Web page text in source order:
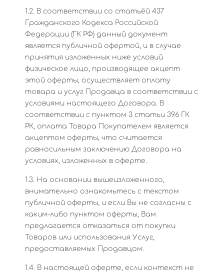
1.2. В соответствии со статьёй 437
Гражданского Кодекса Российской
Федерации (ГК РФ) данный документ
является публичной офертой, и в случае
принятия изложенных ниже условий
физическое лицо, производящее акцепт
этой оферты, осуществляет оплату
товара и услуг Продавца в соответствии с
условиями настоящего Договора. В
соответствии с пунктом 3 статьи 396 ГК
РК, оплата Товара Покупателем является
акцептом оферты, что считается
равносильным заключению Договора на
условиях, изложенных в оферте.
1.3. На основании вышеизложенного,
внимательно ознакомьтесь с текстом
публичной оферты, и если Вы не согласны с
каким-либо пунктом оферты, Вам
предлагается отказаться от покупки
Товаров или использования Услуг,
предоставляемых Продавцом.
1.4. В настоящей оферте, если контекст не